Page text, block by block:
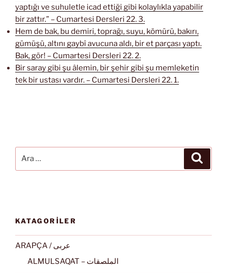
yaptığı ve suhuletle icad ettiği gibi kolaylıkla yapabilir
bir zattır.” – Cumartesi Dersleri 22. 3.
Hem de bak, bu demiri, toprağı, suyu, kömürü, bakırı,
gümüşü, altını gaybî avucuna aldı, bir et parçası yaptı.
Bak, gör! – Cumartesi Dersleri 22. 2.
Bir saray gibi şu âlemin, bir şehir gibi şu memleketin
tek bir ustası vardır. – Cumartesi Dersleri 22. 1.
KATAGORİLER
ARAPÇA / عربى
ALMULSAQAT – الملصقات